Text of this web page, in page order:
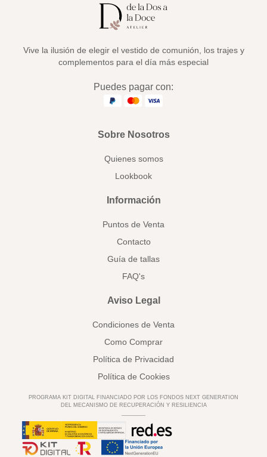
Vive la ilusión de elegir el vestido de comunión, los trajes y
complementos para el día más especial
Puedes pagar con:
Sobre Nosotros
Quienes somos
Lookbook
Información
Puntos de Venta
Contacto
Guía de tallas
FAQ's
Aviso Legal
Condiciones de Venta
Como Comprar
Política de Privacidad
Política de Cookies
PROGRAMA KIT DIGITAL FINANCIADO POR LOS FONDOS NEXT GENERATION
DEL MECANISMO DE RECUPERACIÓN Y RESILIENCIA